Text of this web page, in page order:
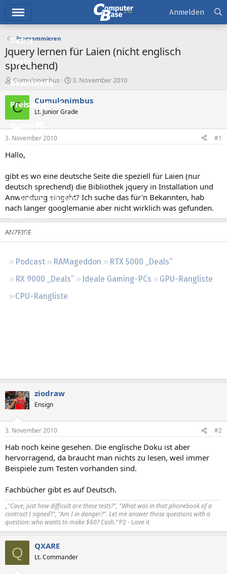
Ticker
Tests
Downloads
Preisvergleich
Forum
Aktuelles
Neue Beiträge
Neueste Aktivitäten
Leserartikel
Regeln
Podcast RAMageddon
RTX 5000 „Deals“
RX 9000 „Deals“
Ideale Gaming-PCs
GPU-Rangliste
CPU-Rangliste
Anmelden
Programmieren
Jquery lernen für Laien (nicht englisch
sprechend)
E
r
s
t
l
e
r
Cumulonimbus
E
s
t
e
t
3. November 2010
C Cumulonimbus
Lt. Junior Grade
3. November 2010 #1
Hallo,
gibt es wo eine deutsche Seite die speziell für Laien (nur
deutsch sprechend) die Bibliothek jquery in Installation und
Anwendung eingeht? Ich suche das für'n Bekannten, hab
nach langer googlemanie aber nicht wirklich was gefunden.
ziodraw
Ensign
3. November 2010 #2
Hab noch keine gesehen. Die englische Doku ist aber
hervorragend, da braucht man nichts zu lesen, weil immer
Beispiele zum Testen vorhanden sind.
Fachbücher gibt es auf Deutsch.
„"Cave, just how difficult are these tests?", "What was in that phonebook of a
contract I signed?", "Am I in danger?". Let me answer those questions with a
question: who wants to make $60? Cash.“P2 - Love it
Q QXARE
Lt. Commander